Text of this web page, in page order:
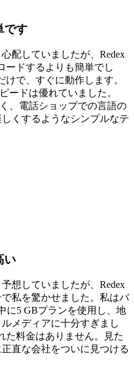
です
配していましたが、Redex
ードするよりも簡単でし
で、すぐに動作します。
ードは優れていました。
、電話ショップでの言語の
くするようなシンプルなテ
い
想していましたが、Redex
私を驚かせました。私はバ
に5 GBプランを使用し、地
メディアに十分すぎまし
た料金はありません。見た
直な会社をついに見つける